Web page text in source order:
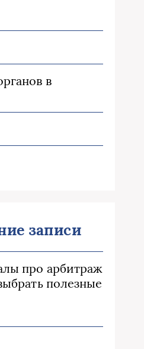
в
записи
про арбитраж
полезные